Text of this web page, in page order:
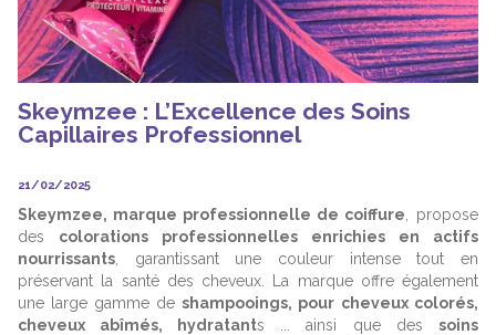
Skeymzee : L’Excellence des Soins
Capillaires Professionnel
21/02/2025
Skeymzee, marque professionnelle de coiffure , propose
des colorations professionnelles enrichies en actifs
nourrissants , garantissant une couleur intense tout en
préservant la santé des cheveux. La marque offre également
une large gamme de shampooings, pour cheveux colorés,
cheveux abîmés, hydratants ... ainsi que des soins